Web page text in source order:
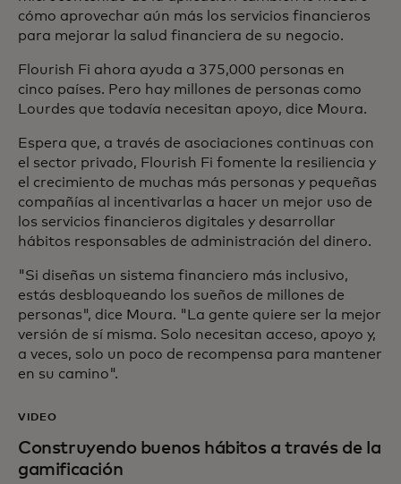
cómo aprovechar aún más los servicios financieros
para mejorar la salud financiera de su negocio.
Flourish Fi ahora ayuda a 375,000 personas en
cinco países. Pero hay millones de personas como
Lourdes que todavía necesitan apoyo, dice Moura.
Espera que, a través de asociaciones continuas con
el sector privado, Flourish Fi fomente la resiliencia y
el crecimiento de muchas más personas y pequeñas
compañías al incentivarlas a hacer un mejor uso de
los servicios financieros digitales y desarrollar
hábitos responsables de administración del dinero.
"Si diseñas un sistema financiero más inclusivo,
estás desbloqueando los sueños de millones de
personas", dice Moura. "La gente quiere ser la mejor
versión de sí misma. Solo necesitan acceso, apoyo y,
a veces, solo un poco de recompensa para mantener
en su camino".
VIDEO
Construyendo buenos hábitos a través de la
gamificación